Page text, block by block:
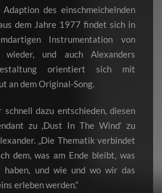
des einschmeichelnden
dem Jahre 1977 findet sich in
Instrumentation von
wieder, und auch Alexanders
orientiert sich mit
an dem Original-Song.
schnell dazu entschieden, diesen
zu ,Dust In The Wind‘ zu
„Die Thematik verbindet
dem, was am Ende bleibt, was
und wie und wo wir das
erleben werden.“